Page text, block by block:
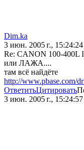
Dim.ka
3 июн. 2005 г., 15:24:24
Re: CANON 100-
или ЛАЖА....
там всё найдёте
http://www.pbase.com/
ОтветитьЦитировать
3 июн. 2005 г., 15:24:57